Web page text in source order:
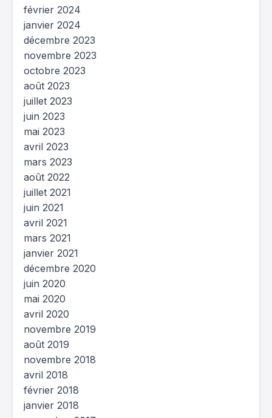
février 2024
janvier 2024
décembre 2023
novembre 2023
octobre 2023
août 2023
juillet 2023
juin 2023
mai 2023
avril 2023
mars 2023
août 2022
juillet 2021
juin 2021
avril 2021
mars 2021
janvier 2021
décembre 2020
juin 2020
mai 2020
avril 2020
novembre 2019
août 2019
novembre 2018
avril 2018
février 2018
janvier 2018